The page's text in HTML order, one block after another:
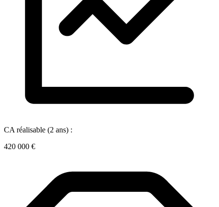
CA réalisable (2 ans) :
420 000 €